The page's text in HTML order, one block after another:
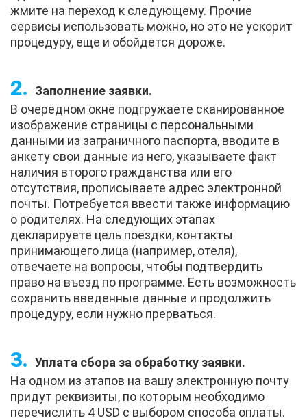
жмите на переход к следующему. Прочие
сервисы использовать можно, но это не ускорит
процедуру, еще и обойдется дороже.
Заполнение заявки.
В очередном окне подгружаете сканированное
изображение страницы с персональными
данными из заграничного паспорта, вводите в
анкету свои данные из него, указываете факт
наличия второго гражданства или его
отсутствия, прописываете адрес электронной
почты. Потребуется ввести также информацию
о родителях. На следующих этапах
декларируете цель поездки, контакты
принимающего лица (например, отеля),
отвечаете на вопросы, чтобы подтвердить
право на въезд по программе. Есть возможность
сохранить введенные данные и продолжить
процедуру, если нужно прерваться.
Уплата сбора за обработку заявки.
На одном из этапов на вашу электронную почту
придут реквизиты, по которым необходимо
перечислить 4 USD с выбором способа оплаты.